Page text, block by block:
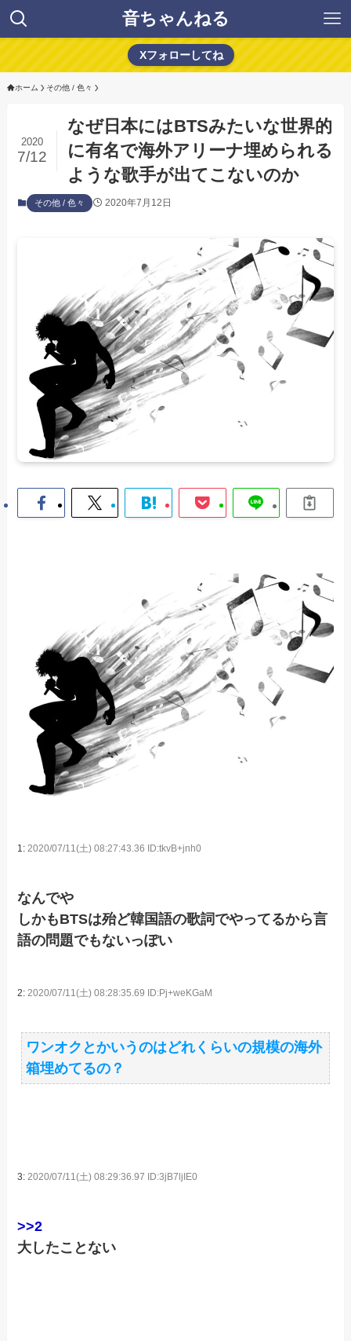
音ちゃんねる
Xフォローしてね
ホーム その他 / 色々
なぜ日本にはBTSみたいな世界的
に有名で海外アリーナ埋められる
ような歌手が出てこないのか
2020
7/12
その他 / 色々 2020年7月12日
1: 2020/07/11(土) 08:27:43.36 ID:tkvB+jnh0
なんでや
しかもBTSは殆ど韓国語の歌詞でやってるから言
語の問題でもないっぽい
2:2020/07/11(土) 08:28:35.69 ID:Pj+weKGaM
ワンオクとかいうのはどれくらいの規模の海外
箱埋めてるの？
3:2020/07/11(土) 08:29:36.97 ID:3jB7ljIE0
>>2
大したことない